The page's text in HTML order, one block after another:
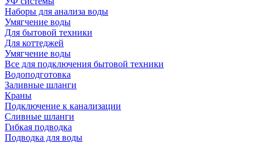
Наборы для анализа воды
Умягчение воды
Для бытовой техники
Для коттеджей
Умягчение воды
Все для подключения бытовой техники
Водоподготовка
Заливные шланги
Краны
Подключение к канализации
Сливные шланги
Гибкая подводка
Подводка для воды